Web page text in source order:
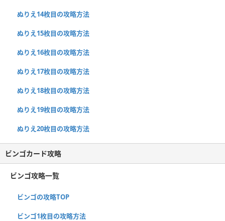
ぬりえ14枚目の攻略方法
ぬりえ15枚目の攻略方法
ぬりえ16枚目の攻略方法
ぬりえ17枚目の攻略方法
ぬりえ18枚目の攻略方法
ぬりえ19枚目の攻略方法
ぬりえ20枚目の攻略方法
ビンゴカード攻略
ビンゴ攻略一覧
ビンゴの攻略TOP
ビンゴ1枚目の攻略方法